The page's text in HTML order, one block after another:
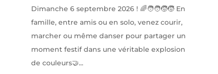
Dimanche 6 septembre 2026 ! 🌈🧑‍🧑‍🧒‍🧒 En
famille, entre amis ou en solo, venez courir,
marcher ou même danser pour partager un
moment festif dans une véritable explosion
de couleurs🤝...